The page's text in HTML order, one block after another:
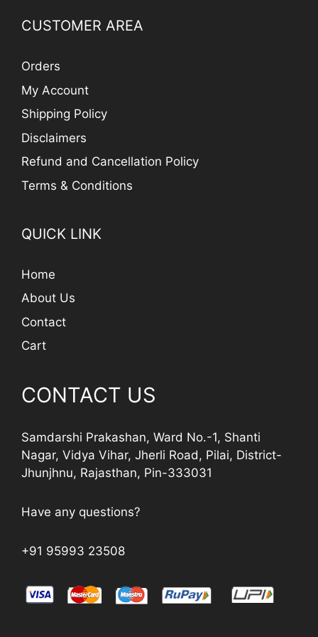
CUSTOMER AREA
Orders
My Account
Shipping Policy
Disclaimers
Refund and Cancellation Policy
Terms & Conditions
QUICK LINK
Home
About Us
Contact
Cart
CONTACT US
Samdarshi Prakashan, Ward No.-1, Shanti
Nagar, Vidya Vihar, Jherli Road, Pilai, District-
Jhunjhnu, Rajasthan, Pin-333031
Have any questions?
+91 95993 23508